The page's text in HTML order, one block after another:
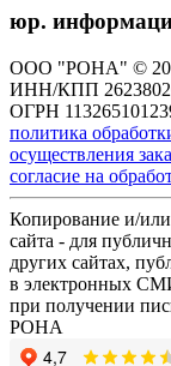
юр.
ООО "РОНА" ©
ИНН/КПП
ОГРН
политика
осуществления
согласие на
Копирование и/
сайта - для
других сайтах,
в электронных
при получении
РОНА